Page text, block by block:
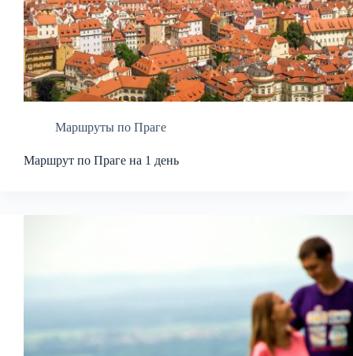
Маршруты по Праге
Маршрут по Праге на 1 день